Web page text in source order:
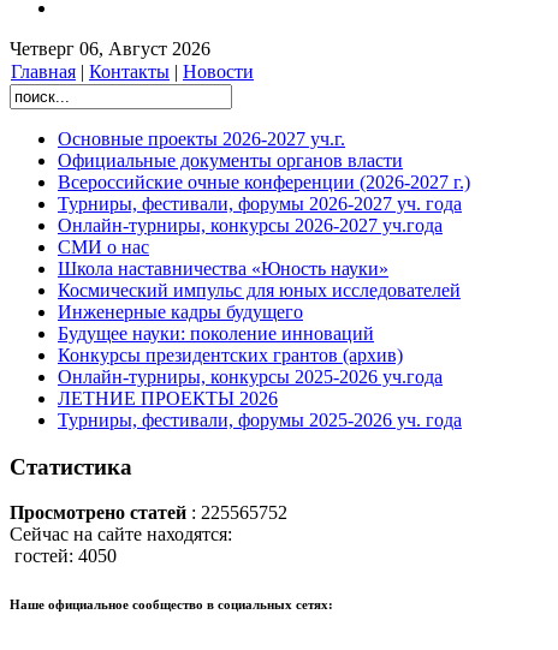
Четверг 06, Август 2026
Главная | Контакты | Новости
Основные проекты 2026-2027 уч.г.
Официальные документы органов власти
Всероссийские очные конференции (2026-2027 г.)
Турниры, фестивали, форумы 2026-2027 уч. года
Онлайн-турниры, конкурсы 2026-2027 уч.года
СМИ о нас
Школа наставничества «Юность науки»
Космический импульс для юных исследователей
Инженерные кадры будущего
Будущее науки: поколение инноваций
Конкурсы президентских грантов (архив)
Онлайн-турниры, конкурсы 2025-2026 уч.года
ЛЕТНИЕ ПРОЕКТЫ 2026
Турниры, фестивали, форумы 2025-2026 уч. года
Статистика
Просмотрено статей : 225565752
Сейчас на сайте находятся:
гостей: 4050
Наше официальное сообщество в социальных сетях: